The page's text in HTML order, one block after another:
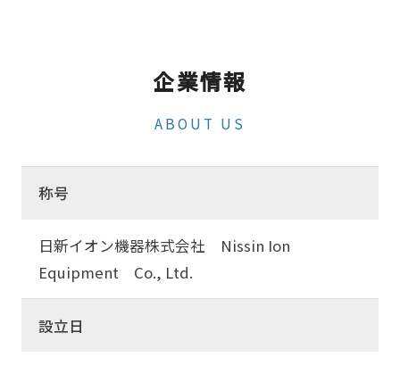
企業情報
ABOUT US
称号
日新イオン機器株式会社 Nissin Ion
Equipment Co., Ltd.
設立日